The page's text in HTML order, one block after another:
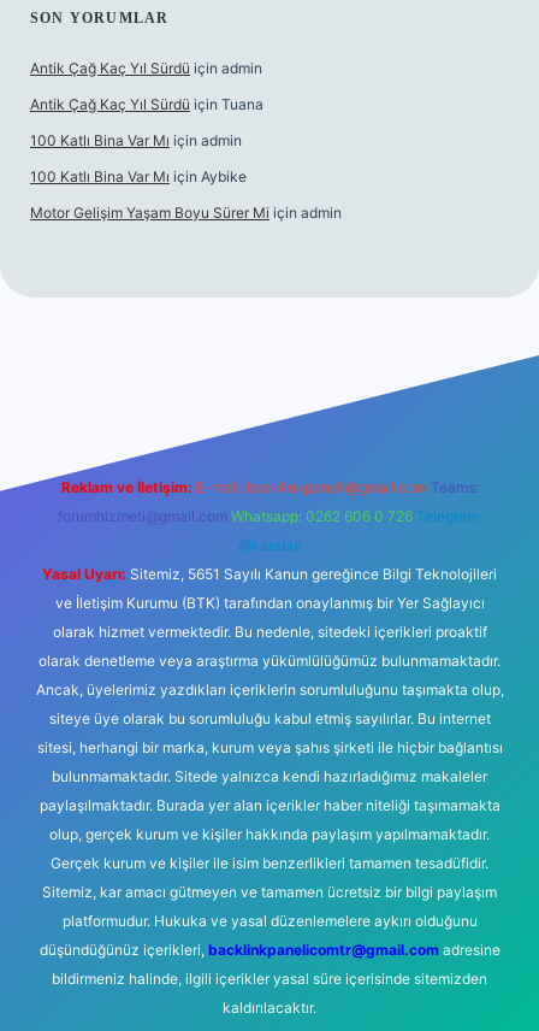
SON YORUMLAR
Antik Çağ Kaç Yıl Sürdü için admin
Antik Çağ Kaç Yıl Sürdü için Tuana
100 Katlı Bina Var Mı için admin
100 Katlı Bina Var Mı için Aybike
Motor Gelişim Yaşam Boyu Sürer Mi için admin
Reklam ve İletişim: E-mail: backlinkpaneli@gmail.com Teams:
forumhizmeti@gmail.com Whatsapp: 0262 606 0 726 Telegram:
@karabul
Yasal Uyarı: Sitemiz, 5651 Sayılı Kanun gereğince Bilgi Teknolojileri
ve İletişim Kurumu (BTK) tarafından onaylanmış bir Yer Sağlayıcı
olarak hizmet vermektedir. Bu nedenle, sitedeki içerikleri proaktif
olarak denetleme veya araştırma yükümlülüğümüz bulunmamaktadır.
Ancak, üyelerimiz yazdıkları içeriklerin sorumluluğunu taşımakta olup,
siteye üye olarak bu sorumluluğu kabul etmiş sayılırlar. Bu internet
sitesi, herhangi bir marka, kurum veya şahıs şirketi ile hiçbir bağlantısı
bulunmamaktadır. Sitede yalnızca kendi hazırladığımız makaleler
paylaşılmaktadır. Burada yer alan içerikler haber niteliği taşımamakta
olup, gerçek kurum ve kişiler hakkında paylaşım yapılmamaktadır.
Gerçek kurum ve kişiler ile isim benzerlikleri tamamen tesadüfidir.
Sitemiz, kar amacı gütmeyen ve tamamen ücretsiz bir bilgi paylaşım
platformudur. Hukuka ve yasal düzenlemelere aykırı olduğunu
düşündüğünüz içerikleri, backlinkpanelicomtr@gmail.comadresine
bildirmeniz halinde, ilgili içerikler yasal süre içerisinde sitemizden
kaldırılacaktır.